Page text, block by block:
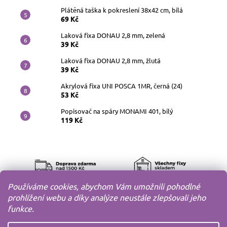
Používáme cookies, abychom Vám umožnili pohodlné
prohlížení webu a díky analýze neustále zlepšovali jeho
funkce.
Plátěná taška k pokreslení 38x42 cm, bílá
69 Kč
Laková fixa DONAU 2,8 mm, zelená
39 Kč
Laková fixa DONAU 2,8 mm, žlutá
39 Kč
Akrylová fixa UNI POSCA 1MR, černá (24)
53 Kč
Popisovač na spáry MONAMI 401, bílý
119 Kč